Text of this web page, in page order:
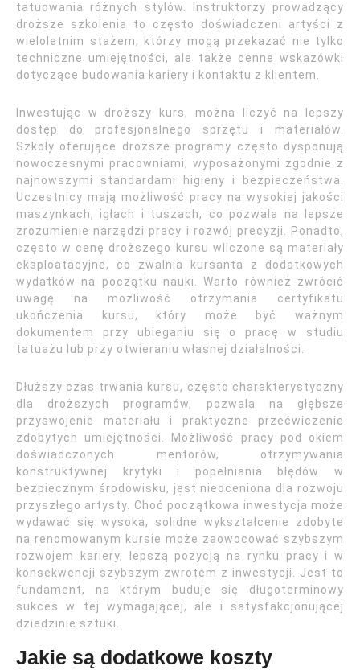
tatuowania różnych stylów. Instruktorzy prowadzący
droższe szkolenia to często doświadczeni artyści z
wieloletnim stażem, którzy mogą przekazać nie tylko
techniczne umiejętności, ale także cenne wskazówki
dotyczące budowania kariery i kontaktu z klientem.
Inwestując w droższy kurs, można liczyć na lepszy
dostęp do profesjonalnego sprzętu i materiałów.
Szkoły oferujące droższe programy często dysponują
nowoczesnymi pracowniami, wyposażonymi zgodnie z
najnowszymi standardami higieny i bezpieczeństwa.
Uczestnicy mają możliwość pracy na wysokiej jakości
maszynkach, igłach i tuszach, co pozwala na lepsze
zrozumienie narzędzi pracy i rozwój precyzji. Ponadto,
często w cenę droższego kursu wliczone są materiały
eksploatacyjne, co zwalnia kursanta z dodatkowych
wydatków na początku nauki. Warto również zwrócić
uwagę na możliwość otrzymania certyfikatu
ukończenia kursu, który może być ważnym
dokumentem przy ubieganiu się o pracę w studiu
tatuażu lub przy otwieraniu własnej działalności.
Dłuższy czas trwania kursu, często charakterystyczny
dla droższych programów, pozwala na głębsze
przyswojenie materiału i praktyczne przećwiczenie
zdobytych umiejętności. Możliwość pracy pod okiem
doświadczonych mentorów, otrzymywania
konstruktywnej krytyki i popełniania błędów w
bezpiecznym środowisku, jest nieoceniona dla rozwoju
przyszłego artysty. Choć początkowa inwestycja może
wydawać się wysoka, solidne wykształcenie zdobyte
na renomowanym kursie może zaowocować szybszym
rozwojem kariery, lepszą pozycją na rynku pracy i w
konsekwencji szybszym zwrotem z inwestycji. Jest to
fundament, na którym buduje się długoterminowy
sukces w tej wymagającej, ale i satysfakcjonującej
dziedzinie sztuki.
Jakie są dodatkowe koszty